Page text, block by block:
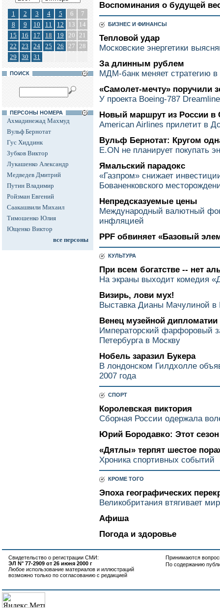
1 2 3 4 5 6
7
8
9 10 11 12 13
14
15
16 17 18 19 20 21
22
23 24 25 26 27 28
29
30 31
ПОИСК
ПЕРСОНЫ НОМЕРА
Ахмадинежад Махмуд
Вульф Бернотат
Гус Хиддинк
Зубков Виктор
Лукашенко Александр
Медведев Дмитрий
Путин Владимир
Ройзман Евгений
Саакашвили Михаил
Тимошенко Юлия
Ющенко Виктор
все персоны
Воспоминания о будущей
БИЗНЕС И ФИНАНСЫ
Тепловой удар
Московские энергетики
За длинным рублем
МДМ-банк меняет стратегию в
«Самолет-мечту» поручили
У проекта Boeing-787
Новый маршрут из России
American Airlines прилетит в
Вульф Бернотат: Кругом
E.ON не планирует покупать
Ямальский парадокс
«Газпром» снижает
Бованенковского
Непредсказуемые цены
Международный валютный
инфляцией
PPF обвиняет «Базовый
КУЛЬТУРА
При всем богатстве -- нет
На экраны выходит комедия
Визирь, лови мух!
Выставка Дианы Мачулиной в
Венец музейной дипломатии
Императорский фарфоровый
Петербурга в Москву
Нобель заразил Букера
В лондонском Гилдхолле
2007 года
СПОРТ
Королевская виктория
Сборная России одержала
Юрий Бородавко: Этот
«Дятлы» терпят шестое
Хроника спортивных событий
КРОМЕ ТОГО
Эпоха географических
Великобритания втягивает
Афиша
Погода и здоровье
Свидетельство о регистрации СМИ:
ЭЛ N° 77-2909 от 26 июня 2000 г
Любое использование материалов и иллюстраций
возможно только по согласованию с редакцией
Принимаются
По содержанию